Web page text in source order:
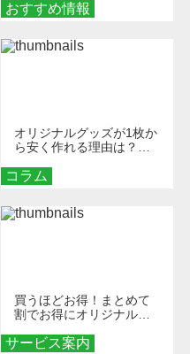
おすすめ情報
秘訣
コラム
オリジナルグッズが1枚か
ら安く作れる理由は？オ
とメリットを解説
サービス案内
買うほどお得！まとめて
割でお得にオリジナルグ